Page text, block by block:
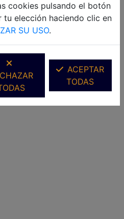
cookies pulsando el botón
tu elección haciendo clic en
SU USO.
ACEPTAR
TODAS